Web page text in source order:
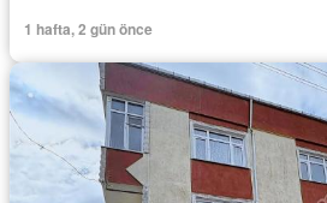
1 hafta, 2 gün önce